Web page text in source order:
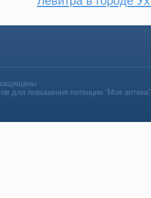
для повышения потенции “Моя